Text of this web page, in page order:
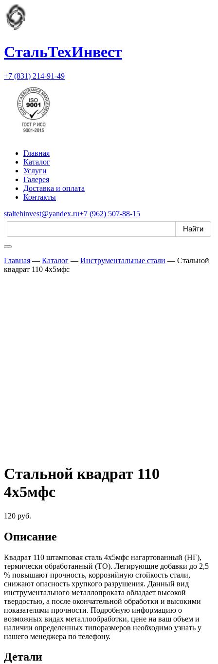
СтальТехИнвест
+7 (831) 214-91-49
Главная
Каталог
Услуги
Галерея
Доставка и оплата
Контакты
staltehinvest@yandex.ru+7 (962) 507-88-15
Главная — Каталог — Инструментальные стали — Стальной
квадрат 110 4х5мфс
Стальной квадрат 110
4х5мфс
120 руб.
Описание
Квадрат 110 штамповая сталь 4х5мфс нагартованный (НГ),
термически обработанный (ТО). Легирующие добавки до 2,5
% повышают прочность, коррозийную стойкость стали,
снижают опасность хрупкого разрушения. Данный вид
инструментального металлопроката обладает высокой
твердостью, а после окончательной обработки и высокими
показателями прочности. Подробную информацию о
возможных видах металлообработки, цене на ваш объем и
наличии определенных типоразмеров необходимо узнать у
нашего менеджера по телефону.
Детали